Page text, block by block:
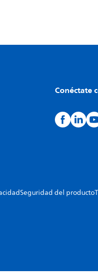
Conéctate
Seguridad del producto